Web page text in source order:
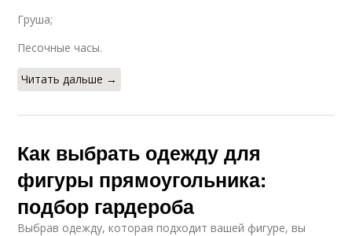
Груша;
Песочные часы.
Читать дальше →
Как выбрать одежду для
фигуры прямоугольника:
подбор гардероба
Выбрав одежду, которая подходит вашей фигуре, вы